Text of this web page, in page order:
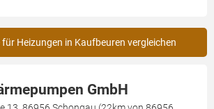
Heizungen in Kaufbeuren vergleichen
GmbH